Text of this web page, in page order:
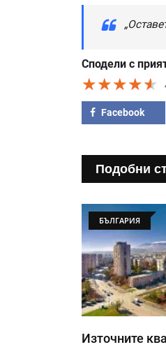
Сподели с
★★★★★
★★★★★
★★★★★
Facebook
Подобни
БЪЛГАРИЯ
Източните